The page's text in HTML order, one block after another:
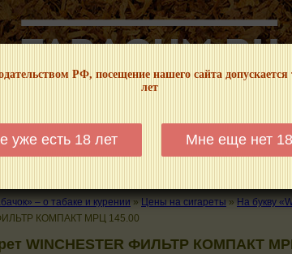
РФ, посещение нашего сайта
лет
уже есть 18 лет Мне еще нет
МЫ НЕ ЗАНИМАЕМСЯ ПРОДАЖЕЙ И
ТРУБКИ ГДЕ КУПИТЬ ГДЕ ПОКУРИТЬ
– о табаке и курении » Цены на сигареты » На букву
КОМПАКТ МРЦ 145.00
WINCHESTER ФИЛЬТР КОМПАКТ